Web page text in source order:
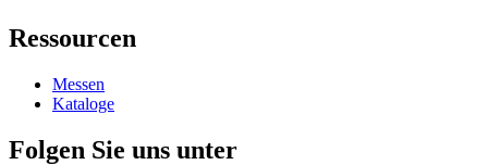
Ressourcen
Messen
Kataloge
Folgen Sie uns unter